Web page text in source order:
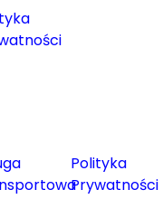
Polityka
Prywatności